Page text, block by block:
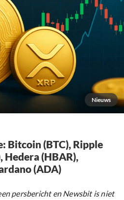
Nieuws
Bitcoin (BTC), Ripple
Hedera (HBAR),
(ADA)
persbericht en Newsbit is niet